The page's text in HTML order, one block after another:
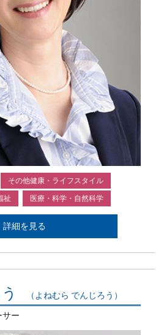
その他健康・ライフスタイル
祉 医療・科学・自然科学
詳細を見る
（よねむら でんじろう）
サー